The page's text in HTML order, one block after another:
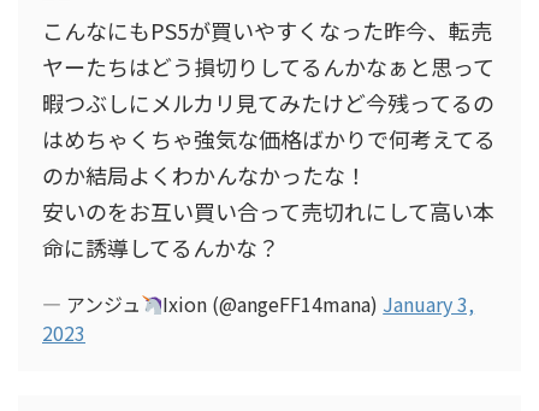
こんなにもPS5が買いやすくなった昨今、転売
ヤーたちはどう損切りしてるんかなぁと思って
暇つぶしにメルカリ見てみたけど今残ってるの
はめちゃくちゃ強気な価格ばかりで何考えてる
のか結局よくわかんなかったな！
安いのをお互い買い合って売切れにして高い本
命に誘導してるんかな？
— アンジュ Ixion (@angeFF14mana) January 3,
2023